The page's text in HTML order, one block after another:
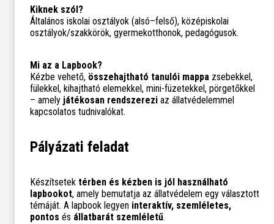
Kiknek szól?
Általános iskolai osztályok (alsó–felső), középiskolai
osztályok/szakkörök, gyermekotthonok, pedagógusok.
Mi az a Lapbook?
Kézbe vehető, összehajtható tanulói mappazsebekkel,
fülekkel, kihajtható elemekkel, mini-füzetekkel, pörgetőkkel
– amely játékosan rendszereziaz állatvédelemmel
kapcsolatos tudnivalókat.
Pályázati feladat
Készítsetek térben és kézben is jól használható
lapbookot, amely bemutatja az állatvédelem egy választott
témáját. A lapbook legyen interaktív, szemléletes,
pontos és állatbarát szemléletű.